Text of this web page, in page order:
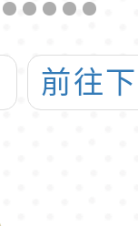
辦理
「
口說
前往